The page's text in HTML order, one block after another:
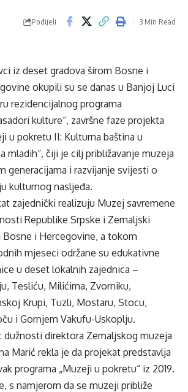
Podijeli 3 Min Read
iz deset gradova širom Bosne i
okupili su se danas u Banjoj Luci
rezidencijalnog programa
kulture“, završne faze projekta
u pokretu II: Kulturna baština u
mladih“, čiji je cilj približavanje muzeja
generacijama i razvijanje svijesti o
kulturnog nasljeđa.
zajednički realizuju Muzej savremene
Republike Srpske i Zemaljski
Bosne i Hercegovine, a tokom
mjeseci održane su edukativne
u deset lokalnih zajednica –
Tesliću, Milićima, Zvorniku,
Krupi, Tuzli, Mostaru, Stocu,
i Gornjem Vakufu-Uskoplju.
dužnosti direktora Zemaljskog muzeja
Marić rekla je da projekat predstavlja
programa „Muzeji u pokretu“ iz 2019.
s namjerom da se muzeji približe